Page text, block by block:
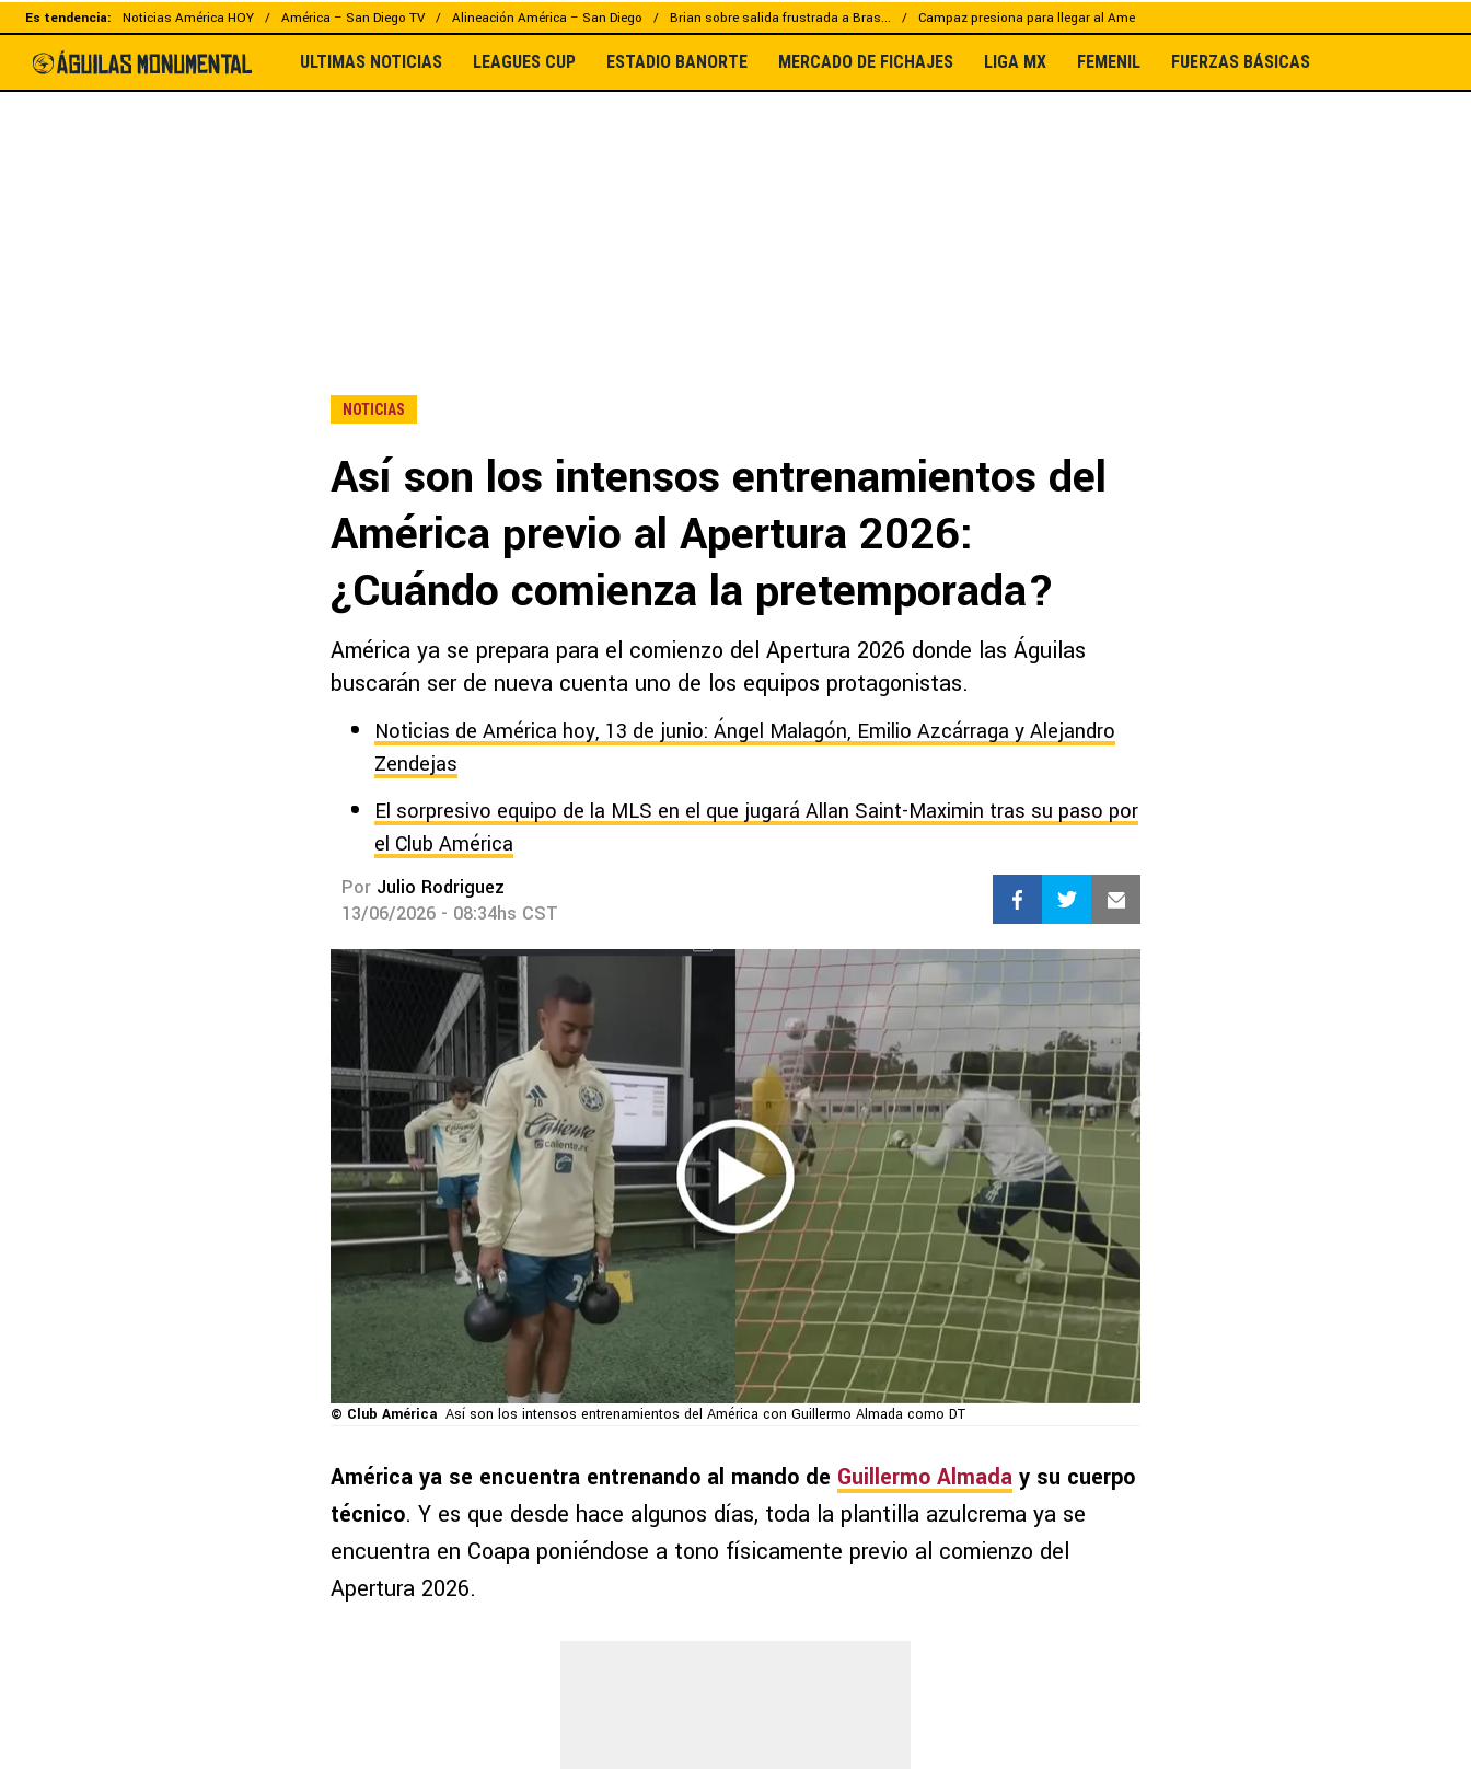
Es tendencia: Noticias América HOY América – San Diego TV Alineación América – San Diego Brian sobre salida frustrada a Bras... Campaz presiona para llegar al Ame
ULTIMAS NOTICIAS LEAGUES CUP ESTADIO BANORTE MERCADO DE FICHAJES LIGA MX FEMENIL FUERZAS BÁSICAS
NOTICIAS
Así son los intensos entrenamientos del
América previo al Apertura 2026:
¿Cuándo comienza la pretemporada?
América ya se prepara para el comienzo del Apertura 2026 donde las Águilas
buscarán ser de nueva cuenta uno de los equipos protagonistas.
Noticias de América hoy, 13 de junio: Ángel Malagón, Emilio Azcárraga y Alejandro
Zendejas
El sorpresivo equipo de la MLS en el que jugará Allan Saint-Maximin tras su paso por
el Club América
Por Julio Rodriguez
13/06/2026 - 08:34hs CST
© Club América Así son los intensos entrenamientos del América con Guillermo Almada como DT
América ya se encuentra entrenando al mando de Guillermo Almada y su cuerpo
técnico. Y es que desde hace algunos días, toda la plantilla azulcrema ya se
encuentra en Coapa poniéndose a tono físicamente previo al comienzo del
Apertura 2026.